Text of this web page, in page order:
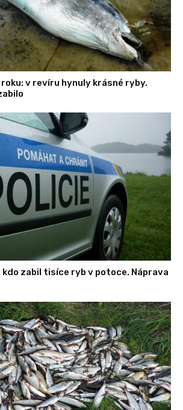
v revíru hynuly krásné ryby.
zabil tisíce ryb v potoce. Náprava